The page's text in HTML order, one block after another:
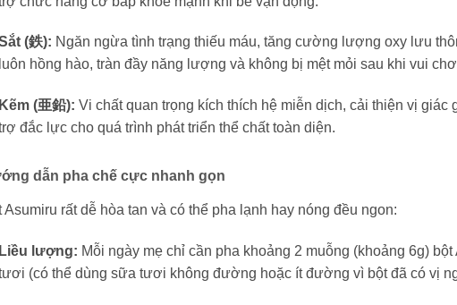
(鉄): Ngăn ngừa tình trạng thiếu máu, tăng cường lượng oxy lưu
luôn hồng hào, tràn đầy năng lượng và không bị mệt mỏi sau khi vui
Kẽm (亜鉛): Vi chất quan trọng kích thích hệ miễn dịch, cải thiện vị giác
đắc lực cho quá trình phát triển thể chất toàn diện.
dẫn pha chế cực nhanh gọn
Asumiru rất dễ hòa tan và có thể pha lạnh hay nóng đều ngon:
Liều lượng: Mỗi ngày mẹ chỉ cần pha khoảng 2 muỗng (khoảng 6g)
(có thể dùng sữa tươi không đường hoặc ít đường vì bột đã có vị